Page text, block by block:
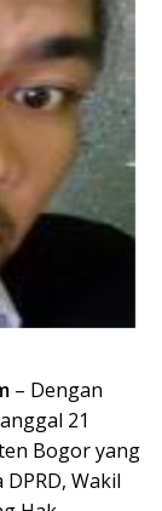
– Dengan
21
Bogor yang
Wakil